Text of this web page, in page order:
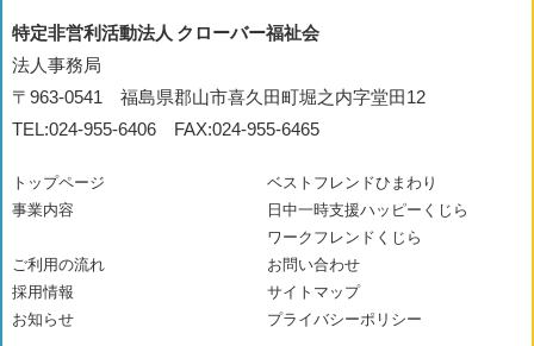
特定非営利活動法人 クローバー福祉会
法人事務局
〒963-0541 福島県郡山市喜久田町堀之内字堂田12
TEL:024-955-6406 FAX:024-955-6465
トップページ
事業内容
ベストフレンドひまわり
日中一時支援ハッピーくじら
ワークフレンドくじら
ご利用の流れ
採用情報
お知らせ
お問い合わせ
サイトマップ
プライバシーポリシー